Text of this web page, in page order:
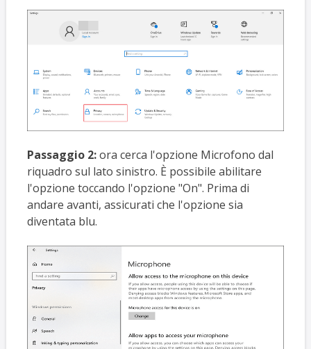
Passaggio 2:ora cerca l'opzione Microfono dal
riquadro sul lato sinistro. È possibile abilitare
l'opzione toccando l'opzione "On". Prima di
andare avanti, assicurati che l'opzione sia
diventata blu.